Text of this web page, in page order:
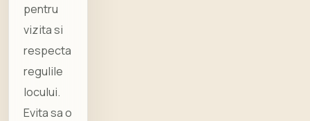
pentru
vizita si
respecta
regulile
locului.
Evita sa o